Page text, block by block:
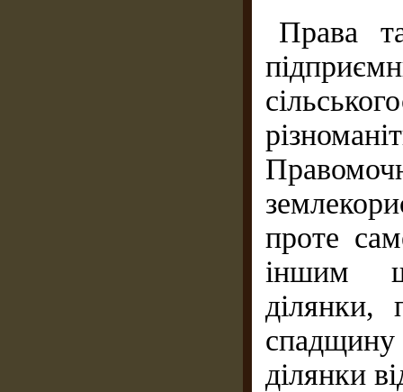
Права
проте
іншим
ділянки,
ділянки